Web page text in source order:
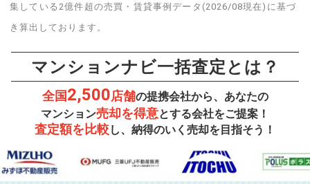
集している2億件超の売買・賃貸事例データ(2026/08現在)に基づ
き算出しております。
マンションナビ一括査定とは？
全国2,500店舗の提携会社から、あなたの
マンション売却を得意とする会社をご提案！
査定額を比較し、納得のいく売却を目指そう！